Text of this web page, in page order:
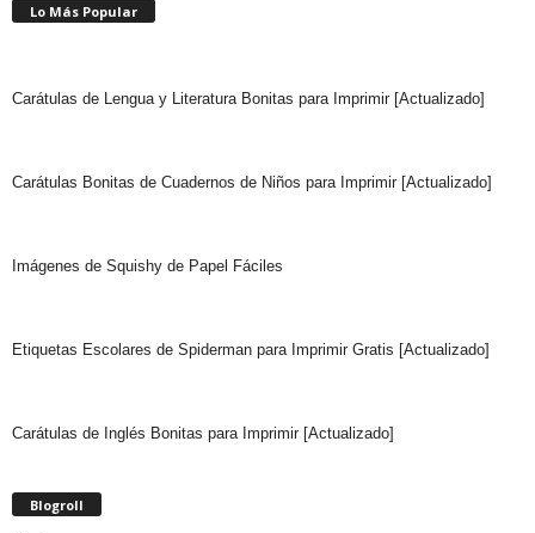
Lo Más Popular
Carátulas de Lengua y Literatura Bonitas para Imprimir [Actualizado]
Carátulas Bonitas de Cuadernos de Niños para Imprimir [Actualizado]
Imágenes de Squishy de Papel Fáciles
Etiquetas Escolares de Spiderman para Imprimir Gratis [Actualizado]
Carátulas de Inglés Bonitas para Imprimir [Actualizado]
Blogroll